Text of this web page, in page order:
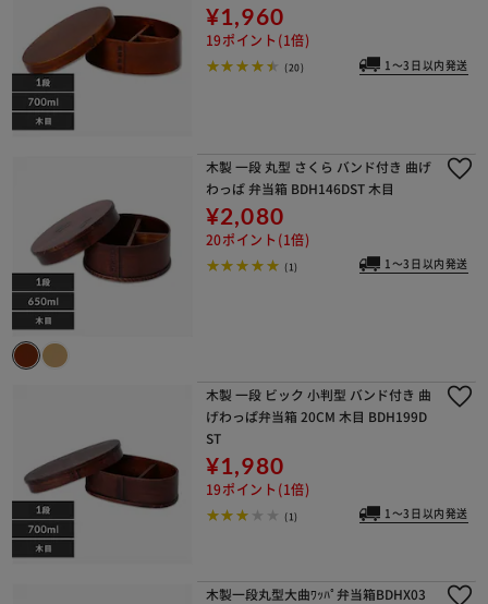
¥1,960
19ポイント(1倍)
(20) 1～3日以内発送
木製 一段 丸型 さくら バンド付き 曲げ
わっぱ 弁当箱 BDH146DST 木目
¥2,080
20ポイント(1倍)
(1) 1～3日以内発送
木製 一段 ビック 小判型 バンド付き 曲
げわっぱ弁当箱 20CM 木目 BDH199D
ST
¥1,980
19ポイント(1倍)
(1) 1～3日以内発送
木製一段丸型大曲ﾜｯﾊﾟ弁当箱BDHX03